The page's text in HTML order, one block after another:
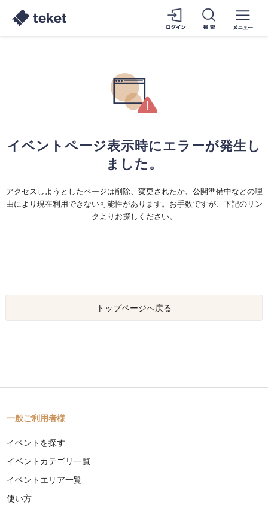
イベントページ表示時にエラーが発生し
ました。
アクセスしようとしたページは削除、変更されたか、公開準備中などの理
由により現在利用できない可能性があります。お手数ですが、下記のリン
クよりお探しください。
トップページへ戻る
一般ご利用者様
イベントを探す
イベントカテゴリ一覧
イベントエリア一覧
使い方